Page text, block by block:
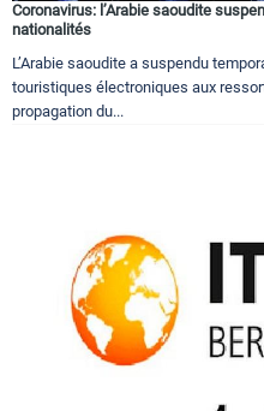
Coronavirus: l’Arabie saoudite
nationalités
L’Arabie saoudite a suspendu
touristiques électroniques aux
propagation du...